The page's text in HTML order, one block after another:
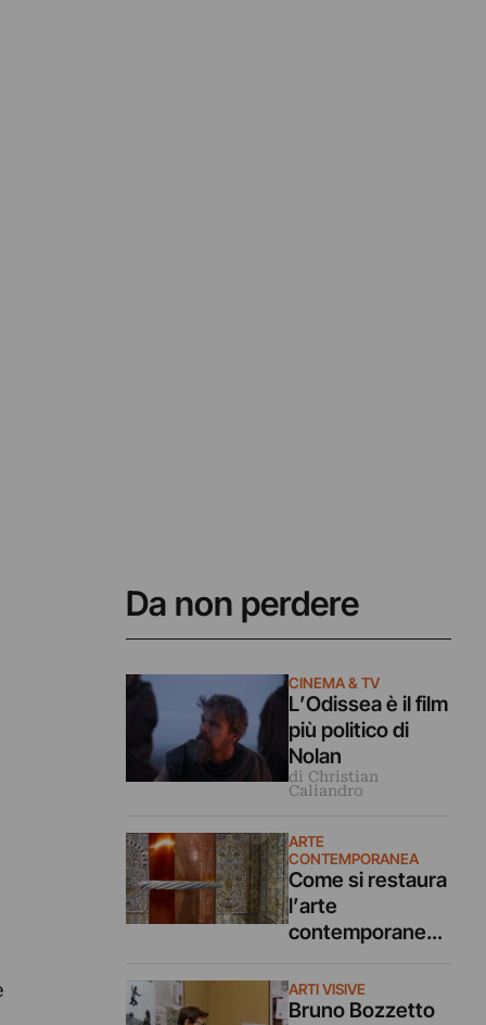
Da non perdere
CINEMA & TV
L’Odissea è il film
più politico di
Nolan
di Christian
Caliandro
ARTE
CONTEMPORANEA
Come si restaura
l’arte
contemporanea?
cantiere aperto al
pubblico per
ARTI VISIVE
Bruno Bozzetto